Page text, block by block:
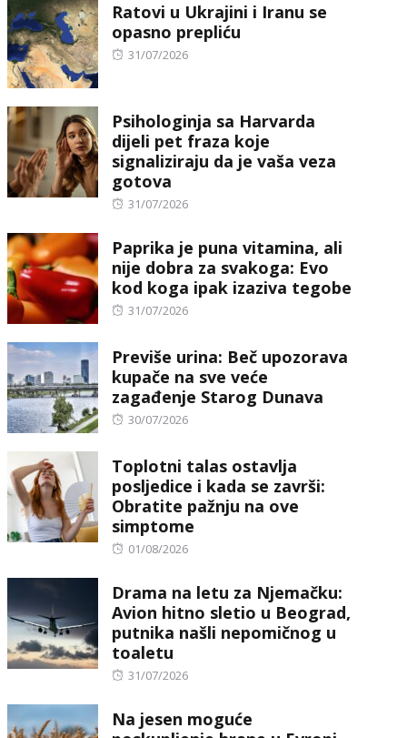
Ratovi u Ukrajini i Iranu se
opasno prepliću
Posted
31/07/2026
Psihologinja sa Harvarda
dijeli pet fraza koje
signaliziraju da je vaša veza
gotova
Posted
31/07/2026
Paprika je puna vitamina, ali
nije dobra za svakoga: Evo
kod koga ipak izaziva tegobe
Posted
31/07/2026
Previše urina: Beč upozorava
kupače na sve veće
zagađenje Starog Dunava
Posted
30/07/2026
Toplotni talas ostavlja
posljedice i kada se završi:
Obratite pažnju na ove
simptome
Posted
01/08/2026
Drama na letu za Njemačku:
Avion hitno sletio u Beograd,
putnika našli nepomičnog u
toaletu
Posted
31/07/2026
Na jesen moguće